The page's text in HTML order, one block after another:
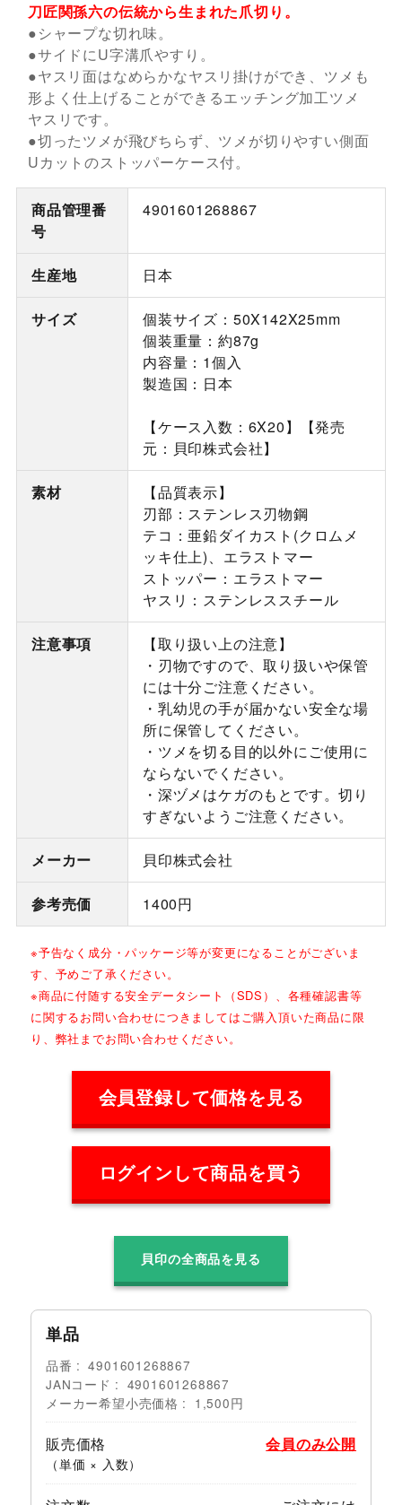
刀匠関孫六の伝統から生まれた爪切り。
●シャープな切れ味。
●サイドにU字溝爪やすり。
●ヤスリ面はなめらかなヤスリ掛けができ、ツメも
形よく仕上げることができるエッチング加工ツメ
ヤスリです。
●切ったツメが飛びちらず、ツメが切りやすい側面
Uカットのストッパーケース付。
商品管理番
号
4901601268867
生産地 日本
サイズ
個装サイズ：50X142X25mm
個装重量：約87g
内容量：1個入
製造国：日本
【ケース入数：6X20】【発売
元：貝印株式会社】
素材
【品質表示】
刃部：ステンレス刃物鋼
テコ：亜鉛ダイカスト(クロムメ
ッキ仕上)、エラストマー
ストッパー：エラストマー
ヤスリ：ステンレススチール
注意事項
【取り扱い上の注意】
・刃物ですので、取り扱いや保管
には十分ご注意ください。
・乳幼児の手が届かない安全な場
所に保管してください。
・ツメを切る目的以外にご使用に
ならないでください。
・深ヅメはケガのもとです。切り
すぎないようご注意ください。
メーカー 貝印株式会社
参考売価 1400円
※予告なく成分・パッケージ等が変更になることがございま
す、予めご了承ください。
※商品に付随する安全データシート（SDS）、各種確認書等
に関するお問い合わせにつきましてはご購入頂いた商品に限
り、弊社までお問い合わせください。
会員登録して価格を見る
ログインして商品を買う
貝印の全商品を見る
単品
品番
4901601268867
JANコード
4901601268867
メーカー希望小売価格
1,500円
販売価格
（単価 × 入数）
会員のみ公開